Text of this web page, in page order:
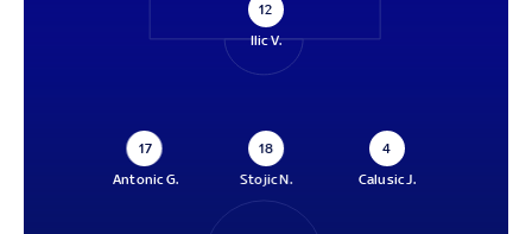
12
Ilic V.
17
Antonic G.
18
Stojic N.
4
Calusic J.